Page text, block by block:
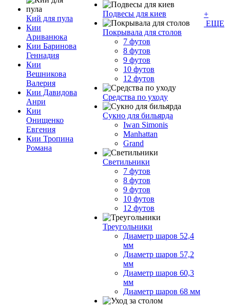
Кий для пула
Кии
Ариванюка
Кии Баринова
Геннадия
Кии
Вешникова
Валерия
Кии Давидова
Анри
Кии
Онищенко
Евгения
Кии Тропина
Романа
Подвесы для киев
Покрывала для столов
7 футов
8 футов
9 футов
10 футов
12 футов
Средства по уходу
Сукно для бильярда
Iwan Simonis
Manhattan
Grand
Светильники
7 футов
8 футов
9 футов
10 футов
12 футов
Треугольники
Диаметр шаров 52,4
мм
Диаметр шаров 57,2
мм
Диаметр шаров 60,3
мм
Диаметр шаров 68 мм
+
ЕЩЕ